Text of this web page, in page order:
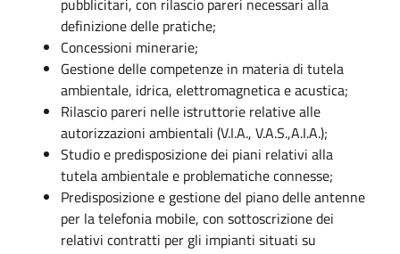
definizione delle pratiche;
Concessioni minerarie;
Gestione delle competenze in materia di tutela
ambientale, idrica, elettromagnetica e acustica;
Rilascio pareri nelle istruttorie relative alle
autorizzazioni ambientali (V.I.A., V.A.S.,A.I.A.);
Studio e predisposizione dei piani relativi alla
tutela ambientale e problematiche connesse;
Predisposizione e gestione del piano delle antenne
per la telefonia mobile, con sottoscrizione dei
relativi contratti per gli impianti situati su